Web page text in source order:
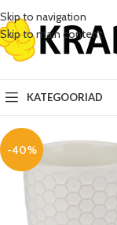
Skip to navigation
Skip to main content
KATEGOORIAD
-40%